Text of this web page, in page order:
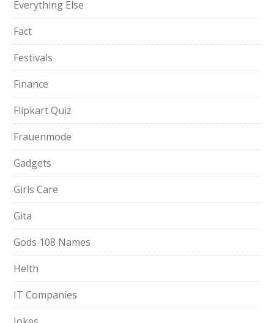
Everything Else
Fact
Festivals
Finance
Flipkart Quiz
Frauenmode
Gadgets
Girls Care
Gita
Gods 108 Names
Helth
IT Companies